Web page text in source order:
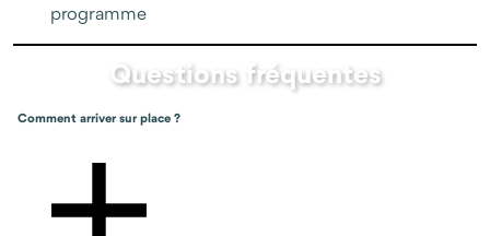
programme
Questions fréquentes
Comment arriver sur place ?